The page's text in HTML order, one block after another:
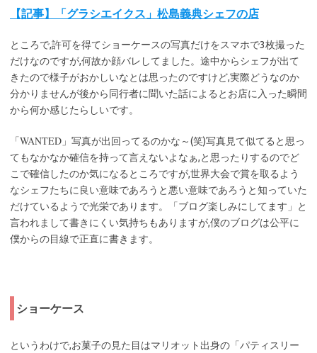
【記事】「グラシエイクス」松島義典シェフの店
ところで,許可を得てショーケースの写真だけをスマホで3枚撮った
だけなのですが,何故か顔バレしてました。途中からシェフが出て
きたので様子がおかしいなとは思ったのですけど,実際どうなのか
分かりませんが後から同行者に聞いた話によるとお店に入った瞬間
から何か感じたらしいです。
「WANTED 」写真が出回ってるのかな～(笑)写真見て似てると思っ
てもなかなか確信を持って言えないよなぁ,と思ったりするのでど
こで確信したのか気になるところですが,世界大会で賞を取るよう
なシェフたちに良い意味であろうと悪い意味であろうと知っていた
だけているようで光栄であります。「ブログ楽しみにしてます」と
言われまして書きにくい気持ちもありますが,僕のブログは公平に
僕からの目線で正直に書きます。
ショーケース
というわけで,お菓子の見た目はマリオット出身の「パティスリー